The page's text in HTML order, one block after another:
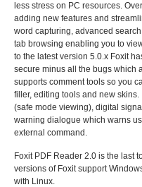
less stress on PC resources.
adding new features and
word capturing, advanced
tab browsing enabling you to
to the latest version 5.0.x Foxit
secure minus all the bugs which
supports comment tools so you
filler, editing tools and new
(safe mode viewing), digital
warning dialogue which warns
external command.
Foxit PDF Reader 2.0 is the last
versions of Foxit support
with Linux.